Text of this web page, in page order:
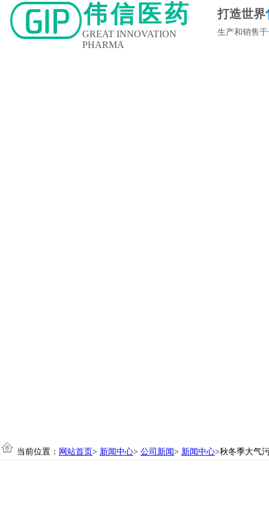
伟信医药
GREAT INNOVATION
PHARMA
打造世界
生产和销售
当前位置： 网站首页> 新闻中心> 公司新闻> 新闻中心>秋冬季大气